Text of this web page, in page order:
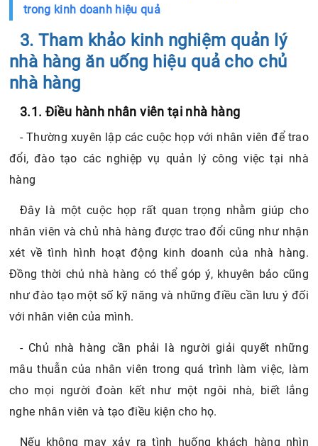
trong kinh doanh hiệu quả
3. Tham khảo kinh nghiệm quản lý
nhà hàng ăn uống hiệu quả cho chủ
nhà hàng
3.1. Điều hành nhân viên tại nhà hàng
- Thường xuyên lập các cuộc họp với nhân viên để trao
đổi, đào tạo các nghiệp vụ quản lý công việc tại nhà
hàng
Đây là một cuộc họp rất quan trọng nhằm giúp cho
nhân viên và chủ nhà hàng được trao đổi cũng như nhận
xét về tình hình hoạt động kinh doanh của nhà hàng.
Đồng thời chủ nhà hàng có thể góp ý, khuyên bảo cũng
như đào tạo một số kỹ năng và những điều cần lưu ý đối
với nhân viên của mình.
- Chủ nhà hàng cần phải là người giải quyết những
mâu thuẫn của nhân viên trong quá trình làm việc, làm
cho mọi người đoàn kết như một ngôi nhà, biết lắng
nghe nhân viên và tạo điều kiện cho họ.
Nếu không may xảy ra tình huống khách hàng nhìn